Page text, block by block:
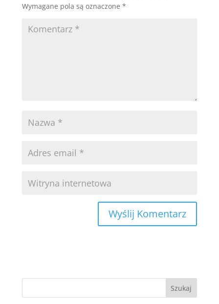
Wymagane pola są oznaczone *